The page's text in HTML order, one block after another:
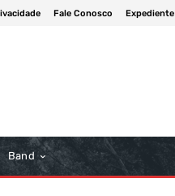
Fale Conosco Expediente
Band